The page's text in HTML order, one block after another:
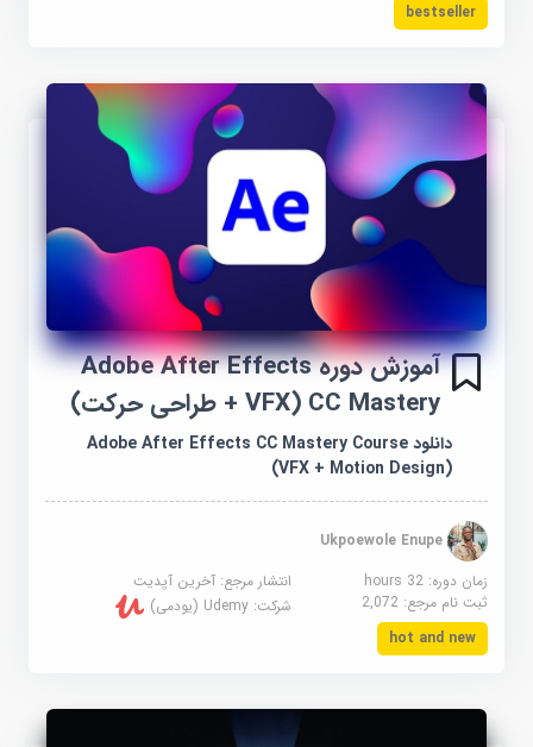
bestseller
آموزش دوره Adobe After Effects
CC Mastery (VFX + طراحی حرکت)
دانلود Adobe After Effects CC Mastery Course
(VFX + Motion Design)
Ukpoewole Enupe
زمان دوره: 32 hours
انتشار مرجع:آخرین آپدیت
ثبت نام مرجع:2,072 شرکت:Udemy (یودمی)
hot and new